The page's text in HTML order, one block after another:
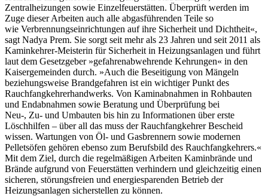
Zentralheizungen sowie Einzelfeuerstätten. Überprüft werden im
Zuge dieser Arbeiten auch alle abgasführenden Teile so
wie Verbrennungseinrichtungen auf ihre Sicherheit und Dichtheit«,
sagt Nadya Prem. Sie sorgt seit mehr als 23 Jahren und seit 2011 als
Kaminkehrer-Meisterin für Sicherheit in Heizungsanlagen und führt
laut dem Gesetzgeber »gefahrenabwehrende Kehrungen« in den
Kaisergemeinden durch. »Auch die Beseitigung von Mängeln
beziehungsweise Brandgefahren ist ein wichtiger Punkt des
Rauchfangkehrerhandwerks. Von Kaminabnahmen in Rohbauten
und Endabnahmen sowie Beratung und Überprüfung bei
Neu-, Zu- und Umbauten bis hin zu Informationen über erste
Löschhilfen – über all das muss der Rauchfangkehrer Bescheid
wissen. Wartungen von Öl- und Gasbrennern sowie modernen
Pelletsöfen gehören ebenso zum Berufsbild des Rauchfangkehrers.«
Mit dem Ziel, durch die regelmäßigen Arbeiten Kaminbrände und
Brände aufgrund von Feuerstätten verhindern und gleichzeitig einen
sicheren, störungsfreien und energiesparenden Betrieb der
Heizungsanlagen sicherstellen zu können.